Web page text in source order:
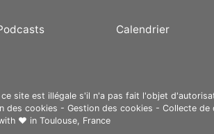
Calendrier
site est illégale s'il n'a pas fait l'objet
des cookies - Gestion des cookies - Collecte de
❤ in Toulouse, France